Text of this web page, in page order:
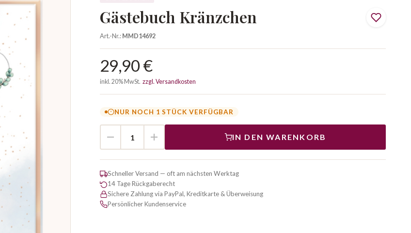
Gästebuch Kränzchen
Art.-Nr.:MMD14692
29,90 €
inkl. 20% MwSt. zzgl. Versandkosten
NUR NOCH 1 STÜCK VERFÜGBAR
IN DEN WARENKORB
Schneller Versand — oft am nächsten Werktag
14 Tage Rückgaberecht
Sichere Zahlung via PayPal, Kreditkarte & Überweisung
Persönlicher Kundenservice